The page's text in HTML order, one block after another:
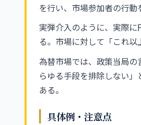
を行い、市場参加者の行動
実弾介入のように、実際
る。市場に対して「これ
為替市場では、政策当局
らゆる手段を排除しない
ある。
具体例・注意点